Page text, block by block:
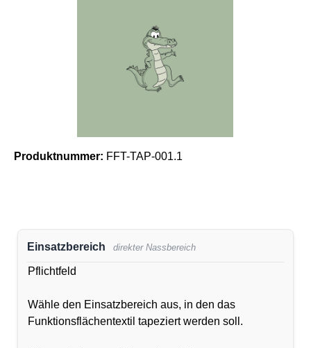
Produktnummer: FFT-TAP-001.1
Einsatzbereich direkter Nassbereich
Pflichtfeld
Wähle den Einsatzbereich aus, in den das
Funktionsflächentextil tapeziert werden soll.